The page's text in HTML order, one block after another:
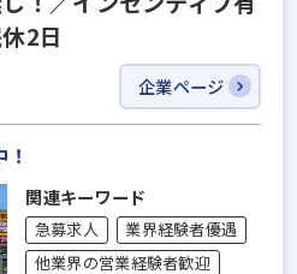
2日
企業ページ
関連キーワード
急募求人
業界経験者優遇
他業界の営業経験者歓迎